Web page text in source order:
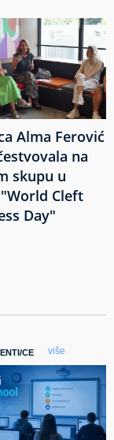
Alma Ferović
na
skupu u
Cleft
Day"
CE više